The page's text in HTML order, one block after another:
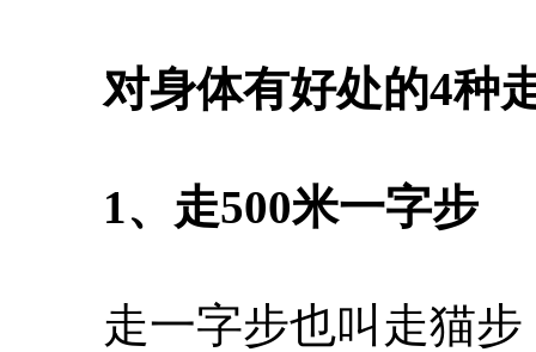
对身体有好处的4种
1、走500米一字步
走一字步也叫走猫步